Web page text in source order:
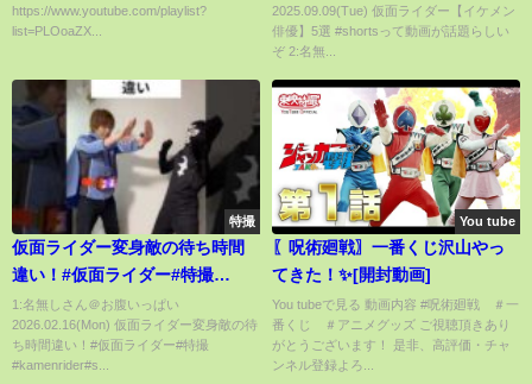
https://www.youtube.com/playlist?
list=PLOoaZX...
2025.09.09(Tue) 仮面ライダー【イケメン
俳優】5選 #shortsって動画が話題らしい
ぞ 2:名無...
特撮
仮面ライダー変身敵の待ち時間
違い！#仮面ライダー#特撮
#kamenrider#shorts
1:名無しさん＠お腹いっぱい
2026.02.16(Mon) 仮面ライダー変身敵の待
ち時間違い！#仮面ライダー#特撮
#kamenrider#s...
You tube
〖呪術廻戦〗一番くじ沢山やっ
てきた！✨[開封動画]
You tubeで見る 動画内容 #呪術廻戦 ＃一
番くじ ＃アニメグッズ ご視聴頂きあり
がとうございます！ 是非、高評価・チャ
ンネル登録よろ...